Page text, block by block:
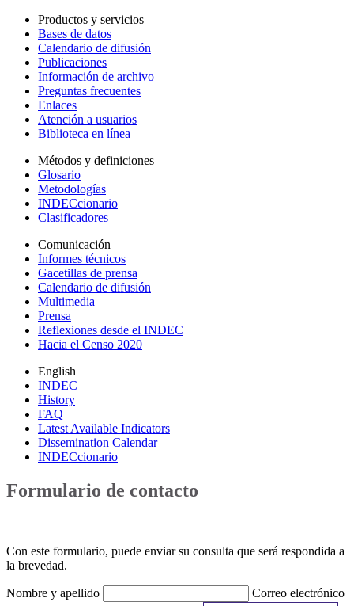
Productos y servicios
Bases de datos
Calendario de difusión
Publicaciones
Información de archivo
Preguntas frecuentes
Enlaces
Atención a usuarios
Biblioteca en línea
Métodos y definiciones
Glosario
Metodologías
INDECcionario
Clasificadores
Comunicación
Informes técnicos
Gacetillas de prensa
Calendario de difusión
Multimedia
Prensa
Reflexiones desde el INDEC
Hacia el Censo 2020
English
INDEC
History
FAQ
Latest Available Indicators
Dissemination Calendar
INDECcionario
Formulario de contacto
Con este formulario, puede enviar su consulta que será respondida a
la brevedad.
Nombre y apellido Correo electrónico